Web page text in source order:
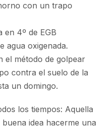
con un trapo
en 4º de EGB
agua oxigenada.
el método de golpear
contra el suelo de la
un domingo.
los tiempos: Aquella
idea hacerme una